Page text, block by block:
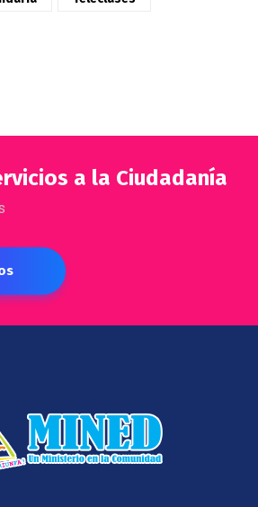
a la Ciudadanía